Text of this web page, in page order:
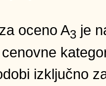
oceno A3 je
izključno